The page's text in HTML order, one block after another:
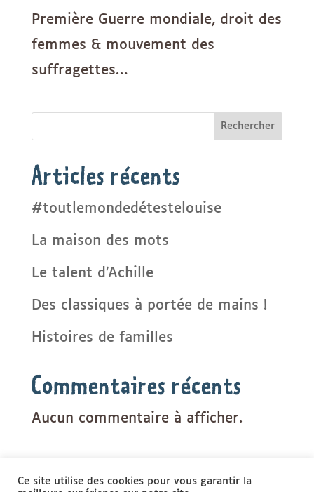
Première Guerre mondiale, droit des
femmes & mouvement des
suffragettes…
Rechercher
Articles récents
#toutlemondedétestelouise
La maison des mots
Le talent d’Achille
Des classiques à portée de mains !
Histoires de familles
Commentaires récents
Aucun commentaire à afficher.
Ce site utilise des cookies pour vous garantir la